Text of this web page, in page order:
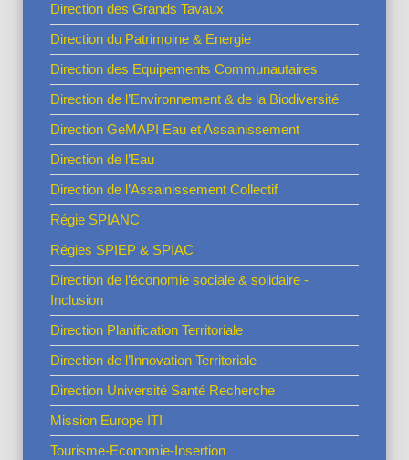
Direction des Grands Tavaux
Direction du Patrimoine & Energie
Direction des Equipements Communautaires
Direction de l’Environnement & de la Biodiversité
Direction GeMAPI Eau et Assainissement
Direction de l’Eau
Direction de l’Assainissement Collectif
Régie SPIANC
Régies SPIEP & SPIAC
Direction de l’économie sociale & solidaire -
Inclusion
Direction Planification Territoriale
Direction de l’Innovation Territoriale
Direction Université Santé Recherche
Mission Europe ITI
Tourisme-Economie-Insertion